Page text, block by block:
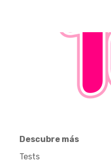
Descubre más
Tests